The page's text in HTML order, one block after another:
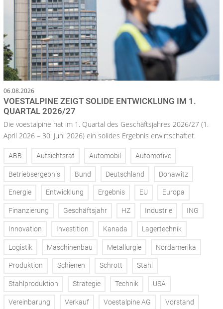
06.08.2026
VOESTALPINE ZEIGT SOLIDE ENTWICKLUNG IM 1.
QUARTAL 2026/27
Die voestalpine hat im 1. Quartal des Geschäftsjahres 2026/27 (1.
April 2026 – 30. Juni 2026) ein solides Ergebnis erwirtschaftet.
ABB Aufsichtsrat Automobil Automotive
Betriebsergebnis Bund Deutschland Donawitz
Energie Entwicklung Ergebnis EU Europa
Finanzierung Geschäftsjahr HZ Industrie ING
Innovation Investition Kanada Lagertechnik
Logistik Maschinenbau Metallurgie Nordamerika
Produktion Schienen Schrott Stahl
Stahlproduktion Strategie Technik USA
Vereinbarung Verkauf Voestalpine AG Vorstand